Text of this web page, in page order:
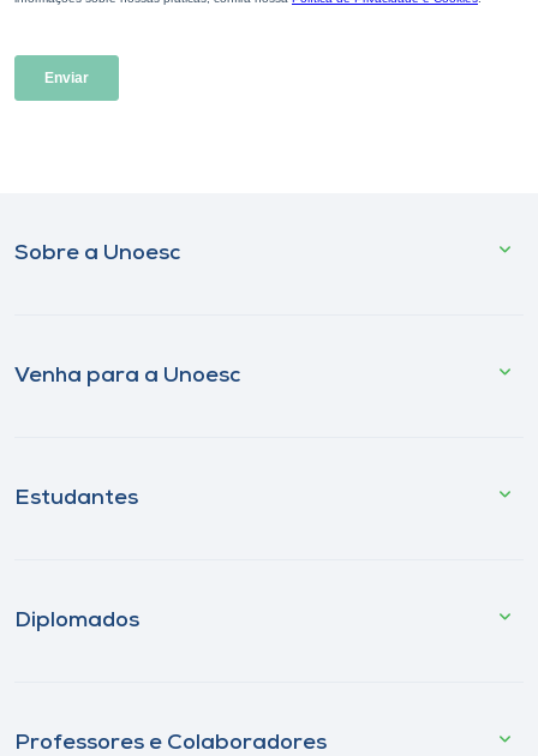
Sobre a Unoesc
Venha para a Unoesc
Estudantes
Diplomados
Professores e Colaboradores